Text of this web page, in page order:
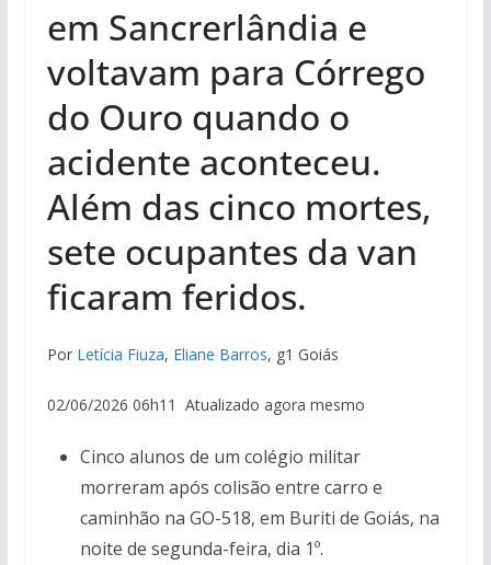
em Sancrerlândia e
voltavam para Córrego
do Ouro quando o
acidente aconteceu.
Além das cinco mortes,
sete ocupantes da van
ficaram feridos.
Por Letícia Fiuza, Eliane Barros, g1 Goiás
02/06/2026 06h11 Atualizado agora mesmo
Cinco alunos de um colégio militar
morreram após colisão entre carro e
caminhão na GO-518, em Buriti de Goiás, na
noite de segunda-feira, dia 1º.